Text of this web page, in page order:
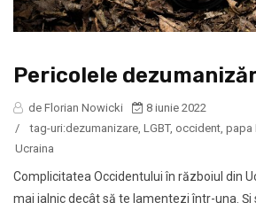
Pericolele
de Florian Nowicki
8 iunie 2022
/
tag-uri:dezumanizare, LGBT, occident, papa
Ucraina
Complicitatea Occidentului în războiul din
mai jalnic decât să te lamentezi într-una. Și